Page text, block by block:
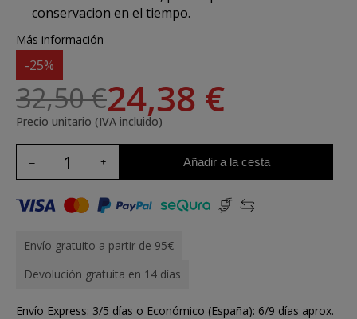
conservacion en el tiempo.
Más información
-25%
32,50 €24,38 €
Precio unitario (IVA incluido)
Añadir a la cesta
Envío gratuito a partir de 95€
Devolución gratuita en 14 días
Envío Express: 3/5 días o Económico (España): 6/9 días aprox.